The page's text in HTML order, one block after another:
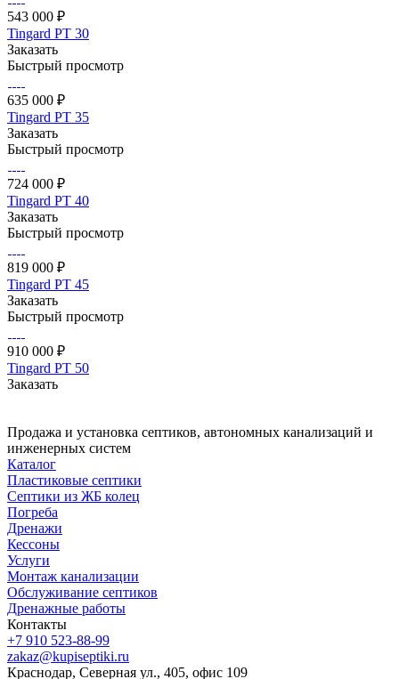
543 000 ₽
Tingard РТ 30
Заказать
Быстрый просмотр
635 000 ₽
Tingard РТ 35
Заказать
Быстрый просмотр
724 000 ₽
Tingard РТ 40
Заказать
Быстрый просмотр
819 000 ₽
Tingard РТ 45
Заказать
Быстрый просмотр
910 000 ₽
Tingard РТ 50
Заказать
Продажа и установка септиков, автономных канализаций и
инженерных систем
Каталог
Пластиковые септики
Септики из ЖБ колец
Погреба
Дренажи
Кессоны
Услуги
Монтаж канализации
Обслуживание септиков
Дренажные работы
Контакты
+7 910 523-88-99
zakaz@kupiseptiki.ru
Краснодар, Северная ул., 405, офис 109